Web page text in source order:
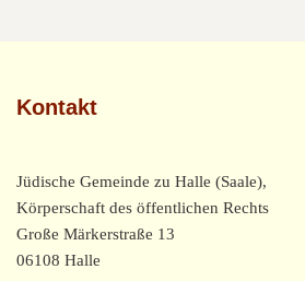
Kontakt
Jüdische Gemeinde zu Halle (Saale),
Körperschaft des öffentlichen Rechts
Große Märkerstraße 13
06108 Halle